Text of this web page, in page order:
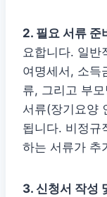
2. 필요 서류 준
요합니다. 일반
여명세서, 소득
류, 그리고 부
서류(장기요양
됩니다. 비정규
하는 서류가 추
3. 신청서 작성